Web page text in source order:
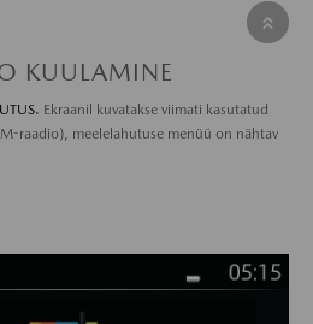
KUULAMINE
. Ekraanil kuvatakse viimati kasutatud
raadio), meelelahutuse menüü on nähtav